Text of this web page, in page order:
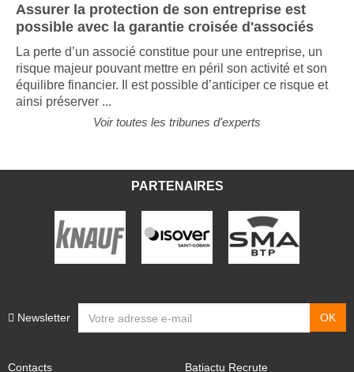
Assurer la protection de son entreprise est
possible avec la garantie croisée d'associés
La perte d’un associé constitue pour une entreprise, un
risque majeur pouvant mettre en péril son activité et son
équilibre financier. Il est possible d’anticiper ce risque et
ainsi préserver ...
Voir toutes les tribunes d'experts
PARTENAIRES
Newsletter
Contacts Batiactu Recrute